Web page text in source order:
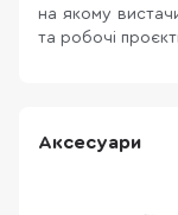
на якому
та робочі
Аксесуари